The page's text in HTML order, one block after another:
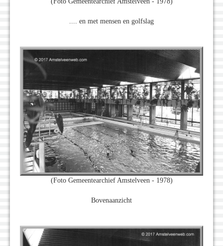
.... en met mensen en golfslag
(Foto Gemeentearchief Amstelveen - 1978)
Bovenaanzicht